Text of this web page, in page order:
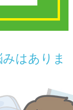
はありま